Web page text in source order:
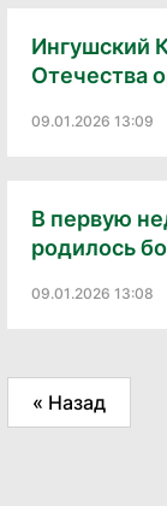
Ингушский
Отечества
09.01.2026 13:09
В первую
родилось
09.01.2026 13:08
« Назад